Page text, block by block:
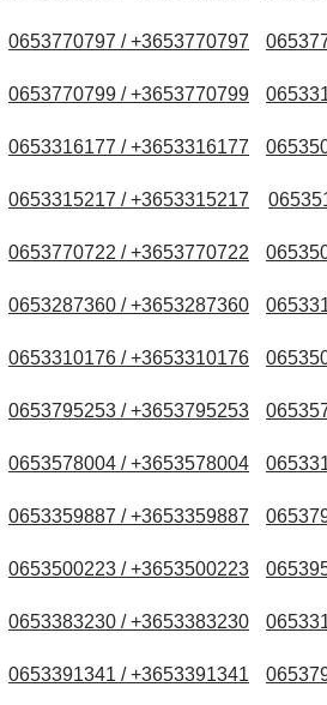
0653770797 / +3653770797
0653770799 / +3653770799
0653316177 / +3653316177
0653315217 / +3653315217
0653770722 / +3653770722
0653287360 / +3653287360
0653310176 / +3653310176
0653795253 / +3653795253
0653578004 / +3653578004
0653359887 / +3653359887
0653500223 / +3653500223
0653383230 / +3653383230
0653391341 / +3653391341